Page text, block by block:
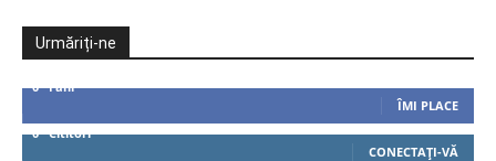
Urmăriți-ne
0 Fani
ÎMI PLACE
0 Cititori
CONECTAȚI-VĂ